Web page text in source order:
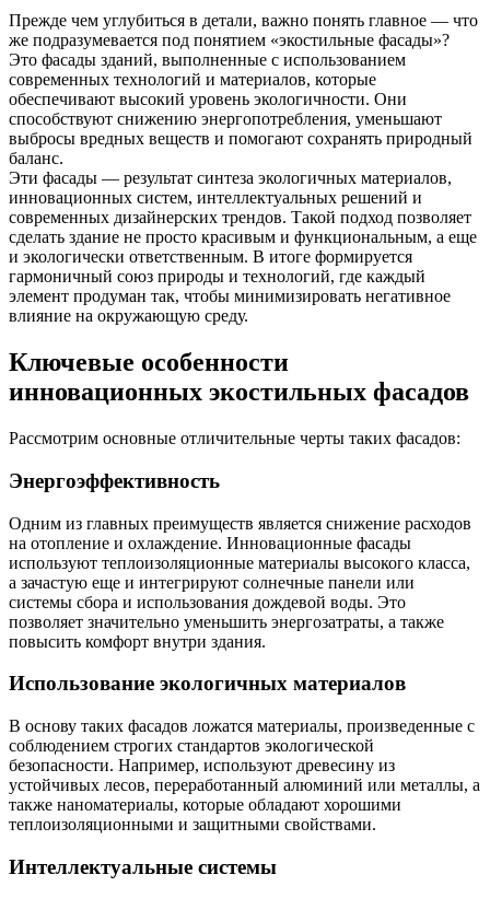
Прежде чем углубиться в детали, важно понять главное — что
же подразумевается под понятием «экостильные фасады»?
Это фасады зданий, выполненные с использованием
современных технологий и материалов, которые
обеспечивают высокий уровень экологичности. Они
способствуют снижению энергопотребления, уменьшают
выбросы вредных веществ и помогают сохранять природный
баланс.
Эти фасады — результат синтеза экологичных материалов,
инновационных систем, интеллектуальных решений и
современных дизайнерских трендов. Такой подход позволяет
сделать здание не просто красивым и функциональным, а еще
и экологически ответственным. В итоге формируется
гармоничный союз природы и технологий, где каждый
элемент продуман так, чтобы минимизировать негативное
влияние на окружающую среду.
Ключевые особенности
инновационных экостильных фасадов
Рассмотрим основные отличительные черты таких фасадов:
Энергоэффективность
Одним из главных преимуществ является снижение расходов
на отопление и охлаждение. Инновационные фасады
используют теплоизоляционные материалы высокого класса,
а зачастую еще и интегрируют солнечные панели или
системы сбора и использования дождевой воды. Это
позволяет значительно уменьшить энергозатраты, а также
повысить комфорт внутри здания.
Использование экологичных материалов
В основу таких фасадов ложатся материалы, произведенные с
соблюдением строгих стандартов экологической
безопасности. Например, используют древесину из
устойчивых лесов, переработанный алюминий или металлы, а
также наноматериалы, которые обладают хорошими
теплоизоляционными и защитными свойствами.
Интеллектуальные системы